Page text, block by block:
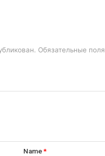
Обязательные поля
Name*